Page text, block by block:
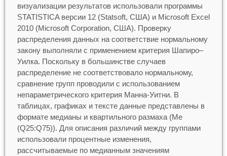
визуализации результатов использовали программы
STATISTICA версии 12 (Statsoft, США) и Microsoft Excel
2010 (Microsoft Corporation, США). Проверку
распределения данных на соответствие нормальному
закону выполняли с применением критерия Шапиро–
Уилка. Поскольку в большинстве случаев
распределение не соответствовало нормальному,
сравнение групп проводили с использованием
непараметрического критерия Манна-Уитни. В
таблицах, графиках и тексте данные представлены в
формате медианы и квартильного размаха (Me
(Q25:Q75)). Для описания различий между группами
использовали процентные изменения,
рассчитываемые по медианным значениям